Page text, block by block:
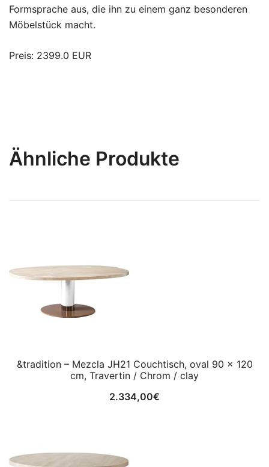
Formsprache aus, die ihn zu einem ganz besonderen
Möbelstück macht.
Preis: 2399.0 EUR
Ähnliche Produkte
&tradition – Mezcla JH21 Couchtisch, oval 90 x 120
cm, Travertin / Chrom / clay
2.334,00€